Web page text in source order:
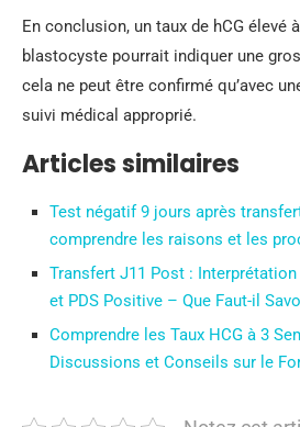
En conclusion, un taux de hCG élevé
blastocyste pourrait indiquer une
cela ne peut être confirmé qu’avec
suivi médical approprié.
Articles similaires
Test négatif 9 jours après
comprendre les raisons et les
Transfert J11 Post : Interprétation
et PDS Positive – Que Faut-il
Comprendre les Taux HCG à 3
Discussions et Conseils sur le